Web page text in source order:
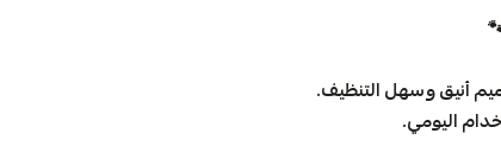
أنيق وسهل التنظيف.
اليومي.